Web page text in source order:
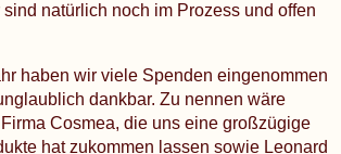
natürlich noch im Prozess und offen
haben wir viele Spenden eingenommen
dankbar. Zu nennen wäre
Cosmea, die uns eine großzügige
hat zukommen lassen sowie Leonard